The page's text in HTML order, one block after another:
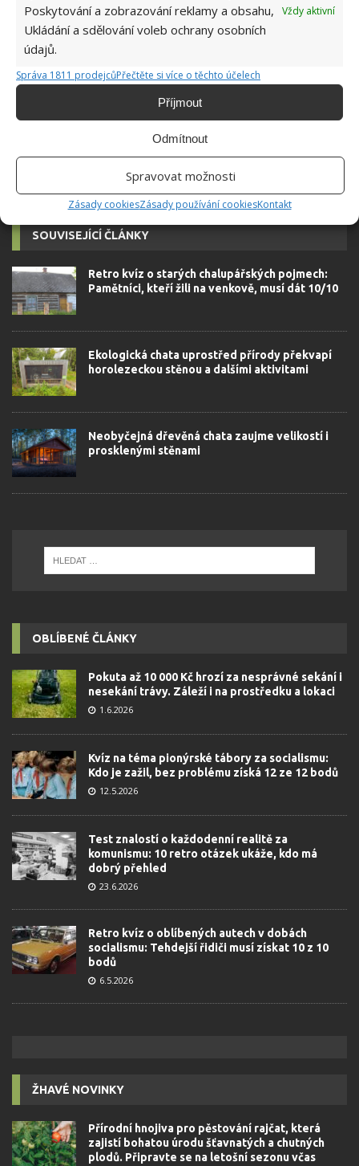
Poskytování a zobrazování reklamy a obsahu,
Ukládání a sdělování voleb ochrany osobních
údajů.
Vždy aktivní
Správa 1811 prodejcůPřečtěte si více o těchto účelech
Příjmout
Odmítnout
Spravovat možnosti
Zásady cookiesZásady používání cookiesKontakt
SOUVISEJÍCÍ ČLÁNKY
Retro kvíz o starých chalupářských pojmech:
Pamětníci, kteří žili na venkově, musí dát 10/10
Ekologická chata uprostřed přírody překvapí
horolezeckou stěnou a dalšími aktivitami
Neobyčejná dřevěná chata zaujme velikostí i
prosklenými stěnami
OBLÍBENÉ ČLÁNKY
Pokuta až 10 000 Kč hrozí za nesprávné sekání i
nesekání trávy. Záleží i na prostředku a lokaci
1.6.2026
Kvíz na téma pionýrské tábory za socialismu:
Kdo je zažil, bez problému získá 12 ze 12 bodů
12.5.2026
Test znalostí o každodenní realitě za
komunismu: 10 retro otázek ukáže, kdo má
dobrý přehled
23.6.2026
Retro kvíz o oblíbených autech v dobách
socialismu: Tehdejší řidiči musí získat 10 z 10
bodů
6.5.2026
ŽHAVÉ NOVINKY
Přírodní hnojiva pro pěstování rajčat, která
zajistí bohatou úrodu šťavnatých a chutných
plodů. Připravte se na letošní sezonu včas